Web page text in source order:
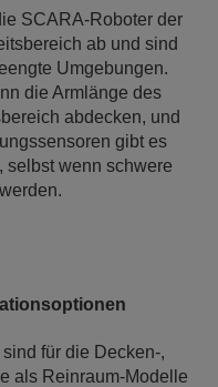
SCARA-Roboter der
ab und sind
Umgebungen.
die Armlänge des
abdecken, und
gibt es
selbst wenn schwere
für die Decken-,
als Reinraum-Modelle